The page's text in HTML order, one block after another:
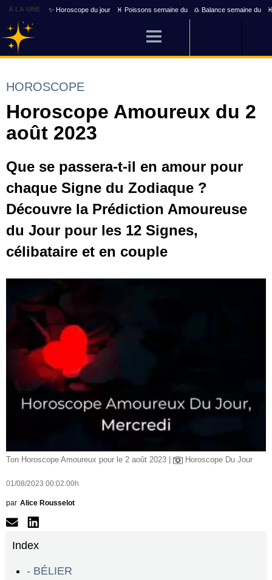
À LA UNE ✨ Horoscope du jour ♓ Poissons semaine du ♎ Balance semaine du
HOROSCOPE
Horoscope Amoureux du 2
août 2023
Que se passera-t-il en amour pour
chaque Signe du Zodiaque ?
Découvre la Prédiction Amoureuse
du Jour pour les 12 Signes,
célibataire et en couple
Ton Horoscope Amoureux pour le 2 août 2023 | Horoscope Du Jour
01/08/2023 00:02:00h
par Alice Rousselot
Index
- BÉLIER